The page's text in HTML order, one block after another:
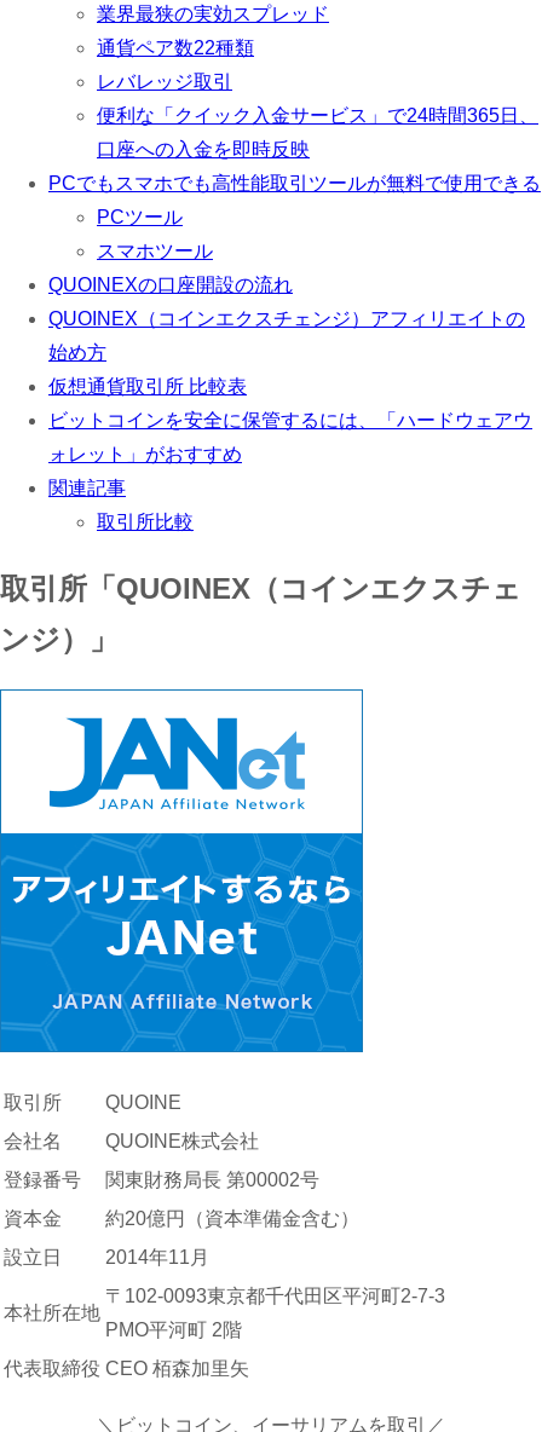
業界最狭の実効スプレッド
通貨ペア数22種類
レバレッジ取引
便利な「クイック入金サービス」で24時間365日、
口座への入金を即時反映
PCでもスマホでも高性能取引ツールが無料で使用できる
PCツール
スマホツール
QUOINEXの口座開設の流れ
QUOINEX（コインエクスチェンジ）アフィリエイトの
始め方
仮想通貨取引所 比較表
ビットコインを安全に保管するには、「ハードウェアウ
ォレット」がおすすめ
関連記事
取引所比較
取引所「QUOINEX（コインエクスチェ
ンジ）」
取引所
QUOINE
会社名
QUOINE株式会社
登録番号
関東財務局長 第00002号
資本金
約20億円（資本準備金含む）
設立日
2014年11月
本社所在地
〒102-0093東京都千代田区平河町2-7-3
PMO平河町 2階
代表取締役 CEO 栢森加里矢
＼ビットコイン、イーサリアムを取引／